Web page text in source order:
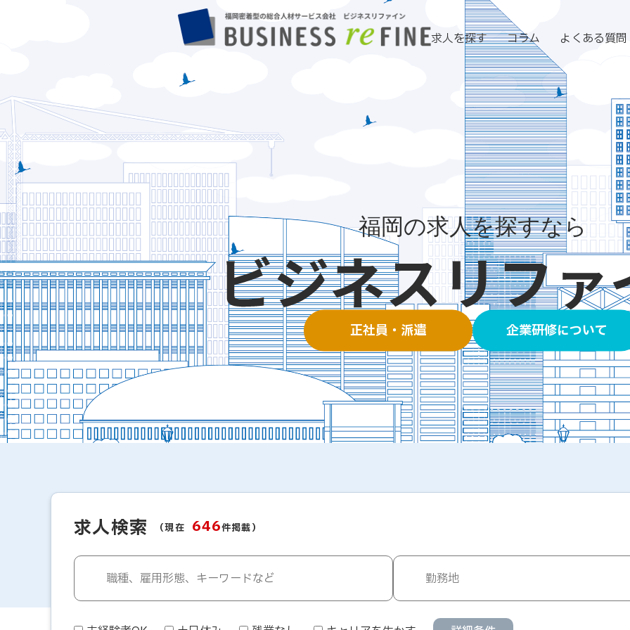
求人を探す コラム よくある質問
福岡の求人を探すなら
正社員・派遣 企業研修について
求人検索 （現在 646件掲載）